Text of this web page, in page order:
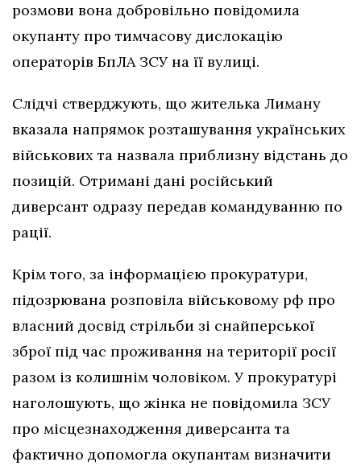
розмови вона добровільно повідомила
окупанту про тимчасову дислокацію
операторів БпЛА ЗСУ на її вулиці.
Слідчі стверджують, що жителька Лиману
вказала напрямок розташування українських
військових та назвала приблизну відстань до
позицій. Отримані дані російський
диверсант одразу передав командуванню по
рації.
Крім того, за інформацією прокуратури,
підозрювана розповіла військовому рф про
власний досвід стрільби зі снайперської
зброї під час проживання на території росії
разом із колишнім чоловіком. У прокуратурі
наголошують, що жінка не повідомила ЗСУ
про місцезнаходження диверсанта та
фактично допомогла окупантам визначити